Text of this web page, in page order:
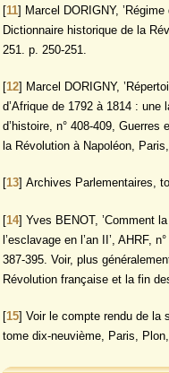
[11] Marcel DORIGNY,
Dictionnaire historique de la
251. p. 250-251.
[12] Marcel DORIGNY,
d’Afrique de 1792 à 1814 : une
d’histoire, n° 408-409,
la Révolution à Napoléon,
[13] Archives Parlementaires,
[14] Yves BENOT, ’Comment
l’esclavage en l’an II’, AHRF,
387-395. Voir, plus
Révolution française et la fin
[15] Voir le compte rendu de la
tome dix-neuvième, Paris,